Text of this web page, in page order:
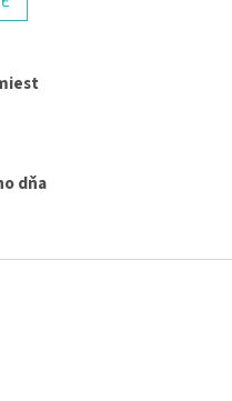
dňa